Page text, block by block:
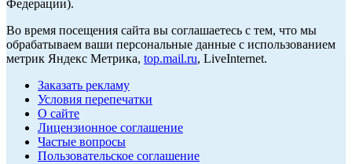
Федерации).
Во время посещения сайта вы соглашаетесь с тем, что мы
обрабатываем ваши персональные данные с использованием
метрик Яндекс Метрика, top.mail.ru, LiveInternet.
Заказать рекламу
Условия перепечатки
О сайте
Лицензионное соглашение
Частые вопросы
Пользовательское соглашение